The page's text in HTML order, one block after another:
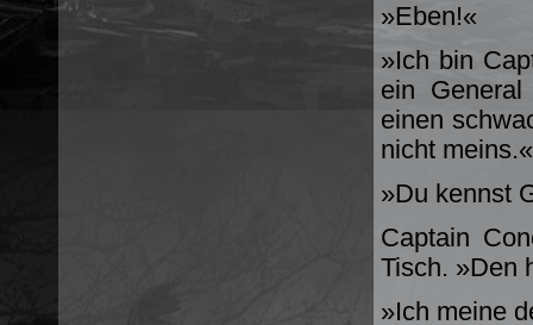
»Eben!«
»Ich bin
ein
einen
nicht meins.«
»Du kennst
Captain
Tisch. »Den
»Ich meine